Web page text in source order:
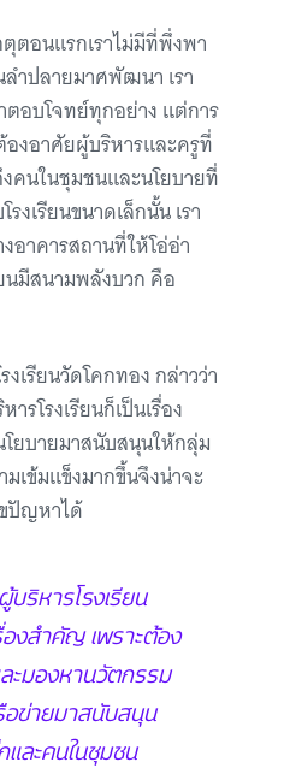
ตุตอนแรกเราไม่มีที่พึ่งพา
ลำปลายมาศพัฒนา เรา
ตอบโจทย์ทุกอย่าง แต่การ
องอาศัยผู้บริหารและครูที่
คนในชุมชนและนโยบายที่
งเรียนขนาดเล็กนั้น เรา
อาคารสถานที่ให้โอ่อ่า
นมีสนามพลังบวก คือ
เรียนวัดโคกทอง กล่าวว่า
รโรงเรียนก็เป็นเรื่อง
ยบายมาสนับสนุนให้กลุ่ม
มเข้มแข็งมากขึ้นจึงน่าจะ
ปัญหาได้
ริหารโรงเรียน
องสำคัญ เพราะต้อง
ะมองหานวัตกรรม
อข่ายมาสนับสนุน
และคนในชุมชน